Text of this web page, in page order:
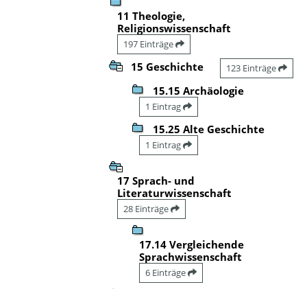
11 Theologie,
Religionswissenschaft
197 Einträge
15 Geschichte 123 Einträge
15.15 Archäologie
1 Eintrag
15.25 Alte Geschichte
1 Eintrag
17 Sprach- und
Literaturwissenschaft
28 Einträge
17.14 Vergleichende
Sprachwissenschaft
6 Einträge